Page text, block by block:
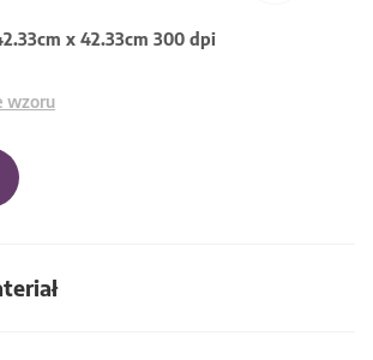
x 42.33cm 300 dpi
wzoru